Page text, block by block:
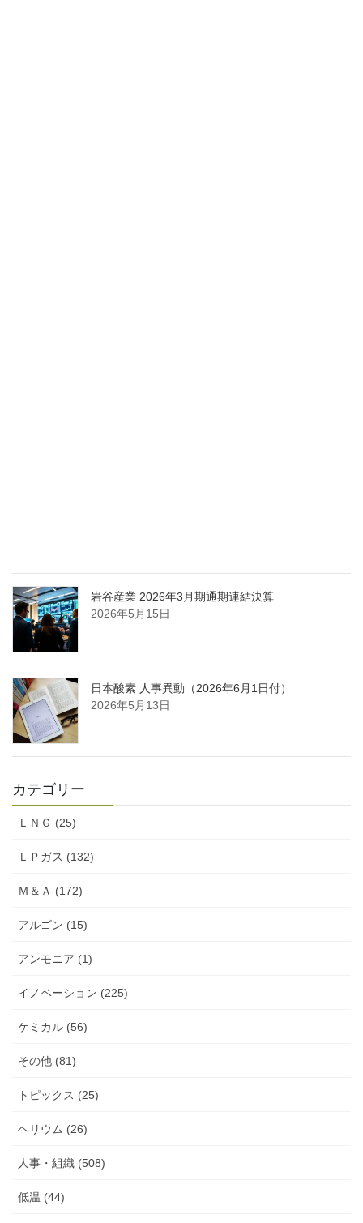
岩谷産業 2026年3月期通期連結決算
2026年5月15日
日本酸素 人事異動（2026年6月1日付）
2026年5月13日
カテゴリー
ＬＮＧ (25)
ＬＰガス (132)
Ｍ＆Ａ (172)
アルゴン (15)
アンモニア (1)
イノベーション (225)
ケミカル (56)
その他 (81)
トピックス (25)
ヘリウム (26)
人事・組織 (508)
低温 (44)